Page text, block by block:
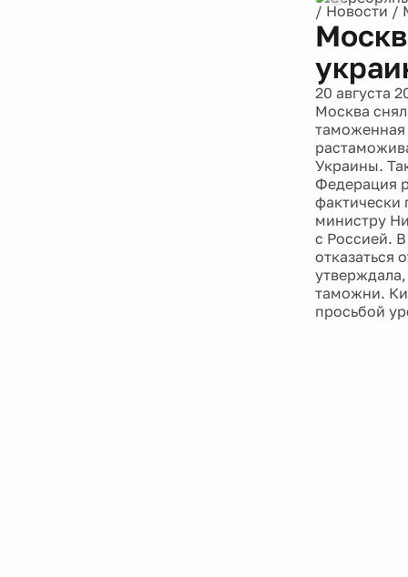
/ Новости /
20 августа
Москва
Украины.
Федерация
фактически
министру
с Россией.
отказаться
таможни.
просьбой